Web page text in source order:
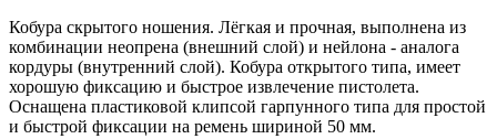
Кобура скрытого ношения. Лёгкая и прочная, выполнена из
комбинации неопрена (внешний слой) и нейлона - аналога
кордуры (внутренний слой). Кобура открытого типа, имеет
хорошую фиксацию и быстрое извлечение пистолета.
Оснащена пластиковой клипсой гарпунного типа для простой
и быстрой фиксации на ремень шириной 50 мм.